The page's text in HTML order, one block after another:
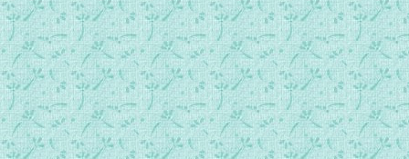
020.常年期第3周星期六日间祷.mp3
021.常年期第4周星期日日间祷.mp3
022.常年期第4周星期一日间祷.mp3
023.常年期第4周星期二日间祷.mp3
024.常年期第4周星期三日间祷.mp3